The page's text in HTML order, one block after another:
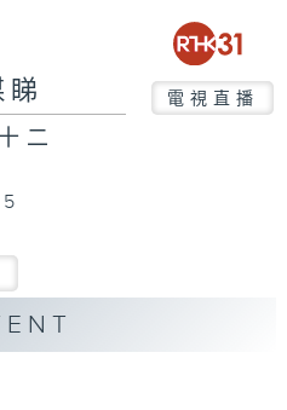
電視直播
二